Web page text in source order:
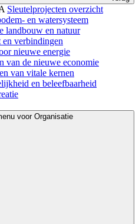
Sleutelprojecten overzicht
en watersysteem
landbouw en natuur
verbindingen
nieuwe energie
van de nieuwe economie
van vitale kernen
en beleefbaarheid
voor Organisatie